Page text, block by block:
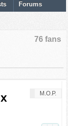
Forums
76 fans
M.O.P.